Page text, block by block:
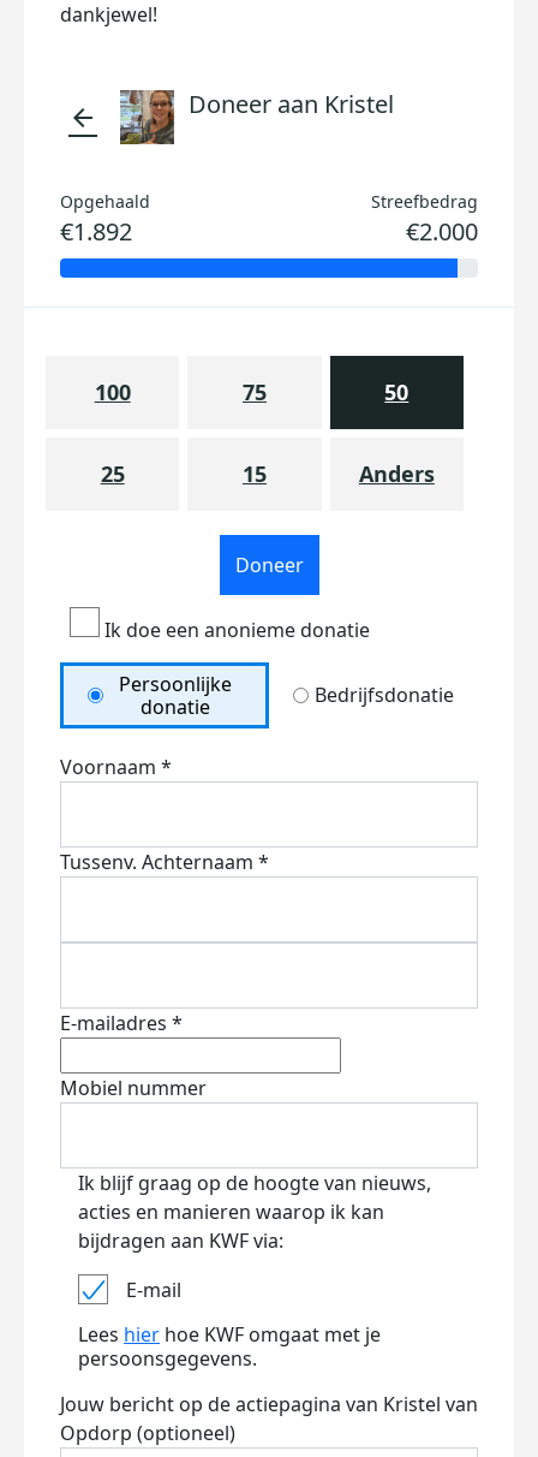
dankjewel!
arrow_back Doneer aan Kristel
Opgehaald
€1.892
Streefbedrag
€2.000
100 75 50
25 15 Anders
Doneer
Ik doe een anonieme donatie
Persoonlijke
donatie
Bedrijfsdonatie
Voornaam *
Tussenv. Achternaam *
E-mailadres *
Mobiel nummer
Ik blijf graag op de hoogte van nieuws,
acties en manieren waarop ik kan
bijdragen aan KWF via:
E-mail
Lees hier hoe KWF omgaat met je
persoonsgegevens.
Jouw bericht op de actiepagina van Kristel van
Opdorp (optioneel)